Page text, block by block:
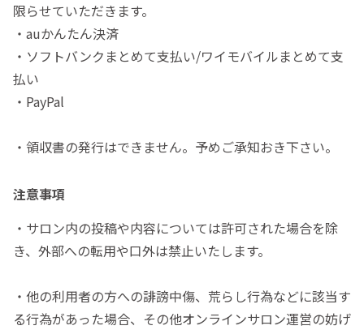
限らせていただきます。
・auかんたん決済
・ソフトバンクまとめて支払い/ワイモバイルまとめて支
払い
・PayPal
・領収書の発行はできません。予めご承知おき下さい。
注意事項
・サロン内の投稿や内容については許可された場合を除
き、外部への転用や口外は禁止いたします。
・他の利用者の方への誹謗中傷、荒らし行為などに該当す
る行為があった場合、その他オンラインサロン運営の妨げ